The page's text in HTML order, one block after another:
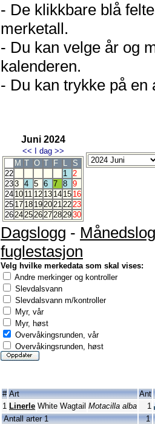
- De klikkbare blå
merketall.
- Du kan velge år og
kalenderen.
- Du kan trykke på en
Juni 2024
<< I dag >>
M T O T F L
S
22
1 2
233 4 5 6 7 8 9
24 10 11 12 13 14 15 16
25 17 18 1920212223
2624252627282930
Dagslogg -
fuglestasjon
Velg hvilke merkedata som skal vises:
Andre merkinger og kontroller
Slevdalsvann
Slevdalsvann m/kontroller
Myr, vår
Myr, høst
Overvåkingsrunden, vår
Overvåkingsrunden, høst
# Art
Ant
1 Linerle White Wagtail Motacilla alba
1
Antall arter 1
1